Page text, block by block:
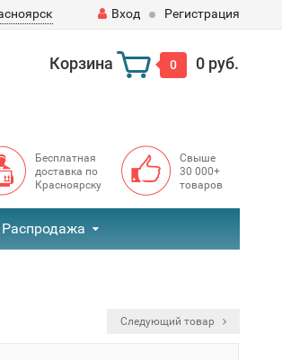
Вход Регистрация
Корзина 0 0 руб.
Бесплатная
доставка по
Красноярску
Свыше
30 000+
товаров
Распродажа
Следующий товар